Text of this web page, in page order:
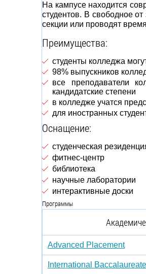
На кампусе находится
студентов. В свободное
секции или проводят
Преимущества:
студенты колледжа
98% выпускников
все преподаватели
кандидатские степени
в колледже учатся
для иностранных
Оснащение:
студенческая
фитнес-центр
библиотека
научные лаборатории
интерактивные доски
Программы
Advanced Placement
International Baccalaureate